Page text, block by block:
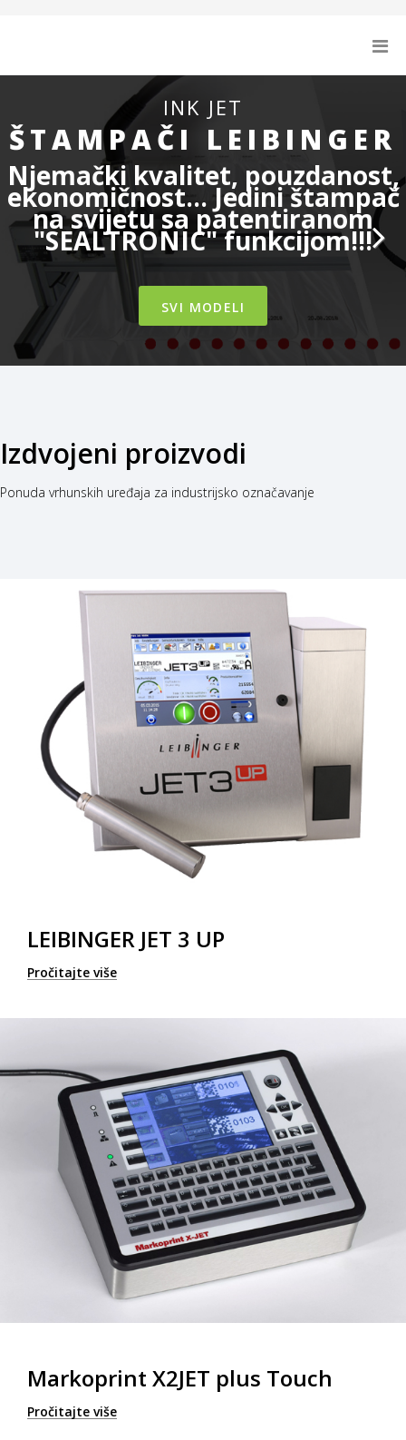
INK JET
ŠTAMPAČI LEIBINGER
Njemački kvalitet, pouzdanost,
ekonomičnost... Jedini štampač
na svijetu sa patentiranom
"SEALTRONIC" funkcijom!!!
SVI MODELI
Next
Izdvojeni proizvodi
Ponuda vrhunskih uređaja za industrijsko označavanje
LEIBINGER JET 3 UP
Pročitajte više
Markoprint X2JET plus Touch
Pročitajte više